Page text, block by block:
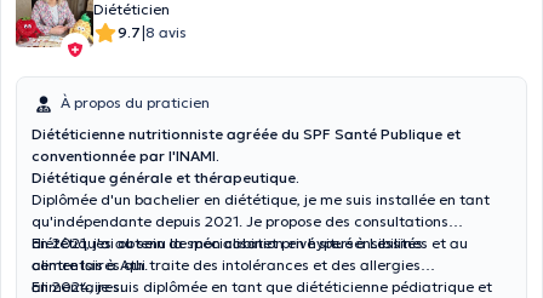
Diététicien
9.7|8 avis
À propos du praticien
Diététicienne nutritionniste agréée du SPF Santé Publique et
conventionnée par l'INAMI.
Diététique générale et thérapeutique.
Diplômée d'un bachelier en diététique, je me suis installée en tant
qu'indépendante depuis 2021. Je propose des consultations
diététiques au sein de mon cabinet privé situé à Lessines et au
centre Isis à Ath.
En 2021, j'ai obtenu la spécialisation en hypersensibilités
alimentaires qui traite des intolérances et des allergies
alimentaires.
En 2024, je suis diplômée en tant que diététicienne pédiatrique et